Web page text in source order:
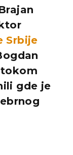
Srbije
gde je